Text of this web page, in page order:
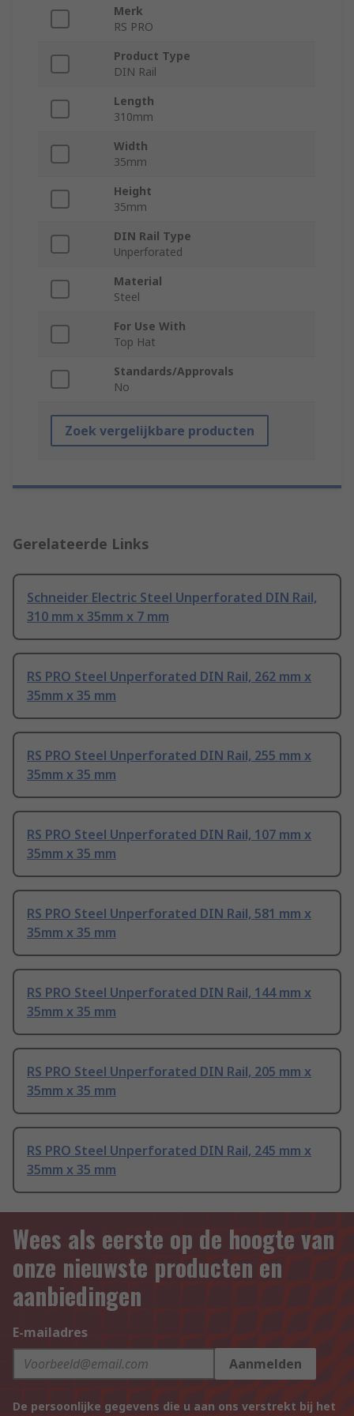
Merk
RS PRO
Product Type
DIN Rail
Length
310mm
Width
35mm
Height
35mm
DIN Rail Type
Unperforated
Material
Steel
For Use With
Top Hat
Standards/Approvals
No
Zoek vergelijkbare producten
Gerelateerde Links
Schneider Electric Steel Unperforated DIN Rail,
310 mm x 35mm x 7 mm
RS PRO Steel Unperforated DIN Rail, 262 mm x
35mm x 35 mm
RS PRO Steel Unperforated DIN Rail, 255 mm x
35mm x 35 mm
RS PRO Steel Unperforated DIN Rail, 107 mm x
35mm x 35 mm
RS PRO Steel Unperforated DIN Rail, 581 mm x
35mm x 35 mm
RS PRO Steel Unperforated DIN Rail, 144 mm x
35mm x 35 mm
RS PRO Steel Unperforated DIN Rail, 205 mm x
35mm x 35 mm
RS PRO Steel Unperforated DIN Rail, 245 mm x
35mm x 35 mm
Wees als eerste op de hoogte van
onze nieuwste producten en
aanbiedingen
E-mailadres
Aanmelden
De persoonlijke gegevens die u aan ons verstrekt bij het